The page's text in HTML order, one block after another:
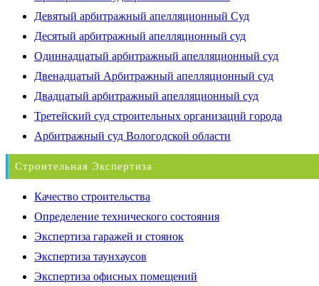
Девятый арбитражный апелляционный Суд
Десятый арбитражный апелляционный суд
Одиннадцатый арбитражный апелляционный суд
Двенадцатый Арбитражный апелляционный суд
Двадцатый арбитражный апелляционный суд
Третейский суд строительных организаций города
Арбитражный суд Вологодской области
Строительная Экспертиза
Качество строительства
Определение технического состояния
Экспертиза гаражей и стоянок
Экспертиза таунхаусов
Экспертиза офисных помещений